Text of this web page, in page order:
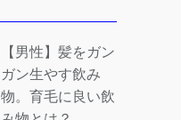
【男性】髪をガン
ガン生やす飲み
物。育毛に良い飲